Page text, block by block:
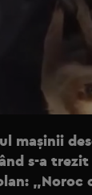
mașinii
s-a
„Noroc